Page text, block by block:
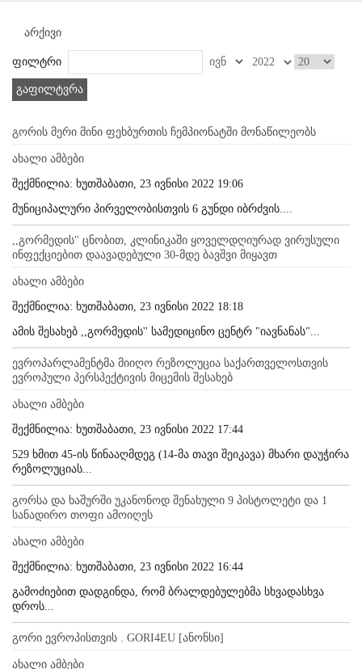
არქივი
ფილტრი
გაფილტვრა
გორის მერი მინი ფეხბურთის ჩემპიონატში მონაწილეობს
ახალი ამბები
შექმნილია: ხუთშაბათი, 23 ივნისი 2022 19:06
მუნიციპალური პირველობისთვის 6 გუნდი იბრძვის....
,,გორმედის'' ცნობით, კლინიკაში ყოველდღიურად ვირუსული
ინფექციებით დაავადებული 30-მდე ბავშვი მიყავთ
ახალი ამბები
შექმნილია: ხუთშაბათი, 23 ივნისი 2022 18:18
ამის შესახებ ,,გორმედის'' სამედიცინო ცენტრ "იავნანას"...
ევროპარლამენტმა მიიღო რეზოლუცია საქართველოსთვის
ევროპული პერსპექტივის მიცემის შესახებ
ახალი ამბები
შექმნილია: ხუთშაბათი, 23 ივნისი 2022 17:44
529 ხმით 45-ის წინააღმდეგ (14-მა თავი შეიკავა) მხარი დაუჭირა
რეზოლუციას...
გორსა და ხაშურში უკანონოდ შენახული 9 პისტოლეტი და 1
სანადირო თოფი ამოიღეს
ახალი ამბები
შექმნილია: ხუთშაბათი, 23 ივნისი 2022 16:44
გამოძიებით დადგინდა, რომ ბრალდებულებმა სხვადასხვა
დროს...
გორი ევროპისთვის . GORI4EU [ანონსი]
ახალი ამბები